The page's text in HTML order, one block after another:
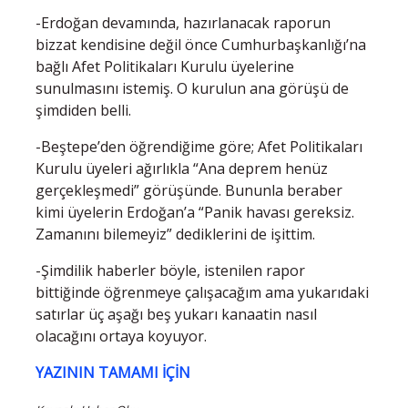
-Erdoğan devamında, hazırlanacak raporun
bizzat kendisine değil önce Cumhurbaşkanlığı’na
bağlı Afet Politikaları Kurulu üyelerine
sunulmasını istemiş. O kurulun ana görüşü de
şimdiden belli.
-Beştepe’den öğrendiğime göre; Afet Politikaları
Kurulu üyeleri ağırlıkla “Ana deprem henüz
gerçekleşmedi” görüşünde. Bununla beraber
kimi üyelerin Erdoğan’a “Panik havası gereksiz.
Zamanını bilemeyiz” dediklerini de işittim.
-Şimdilik haberler böyle, istenilen rapor
bittiğinde öğrenmeye çalışacağım ama yukarıdaki
satırlar üç aşağı beş yukarı kanaatin nasıl
olacağını ortaya koyuyor.
YAZININ TAMAMI İÇİN